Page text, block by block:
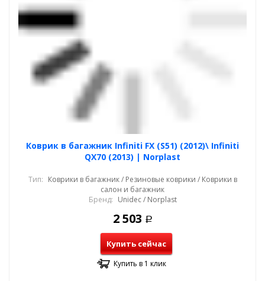
Коврик в багажник Infiniti FX (S51) (2012)\ Infiniti
QX70 (2013) | Norplast
Тип: Коврики в багажник / Резиновые коврики / Коврики в
салон и багажник
Бренд: Unidec / Norplast
2 503 Р
Купить сейчас
Купить в 1 клик